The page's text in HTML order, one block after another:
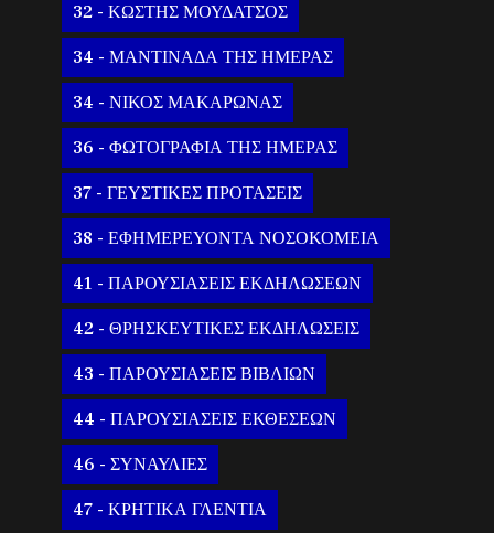
32 - ΚΩΣΤΗΣ ΜΟΥΔΑΤΣΟΣ
34 - ΜΑΝΤΙΝΑΔΑ ΤΗΣ ΗΜΕΡΑΣ
34 - ΝΙΚΟΣ ΜΑΚΑΡΩΝΑΣ
36 - ΦΩΤΟΓΡΑΦΙΑ ΤΗΣ ΗΜΕΡΑΣ
37 - ΓΕΥΣΤΙΚΕΣ ΠΡΟΤΑΣΕΙΣ
38 - ΕΦΗΜΕΡΕΥΟΝΤΑ ΝΟΣΟΚΟΜΕΙΑ
41 - ΠΑΡΟΥΣΙΑΣΕΙΣ ΕΚΔΗΛΩΣΕΩΝ
42 - ΘΡΗΣΚΕΥΤΙΚΕΣ ΕΚΔΗΛΩΣΕΙΣ
43 - ΠΑΡΟΥΣΙΑΣΕΙΣ ΒΙΒΛΙΩΝ
44 - ΠΑΡΟΥΣΙΑΣΕΙΣ ΕΚΘΕΣΕΩΝ
46 - ΣΥΝΑΥΛΙΕΣ
47 - ΚΡΗΤΙΚΑ ΓΛΕΝΤΙΑ